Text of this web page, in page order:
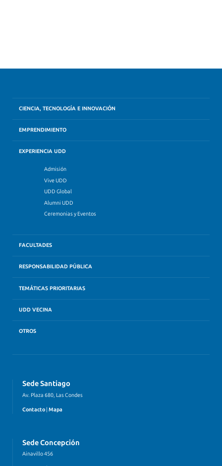
CIENCIA, TECNOLOGÍA E INNOVACIÓN
EMPRENDIMIENTO
EXPERIENCIA UDD
Admisión
Vive UDD
UDD Global
Alumni UDD
Ceremonias y Eventos
FACULTADES
RESPONSABILIDAD PÚBLICA
TEMÁTICAS PRIORITARIAS
UDD VECINA
OTROS
Sede Santiago
Av. Plaza 680, Las Condes
Contacto | Mapa
Sede Concepción
Ainavillo 456